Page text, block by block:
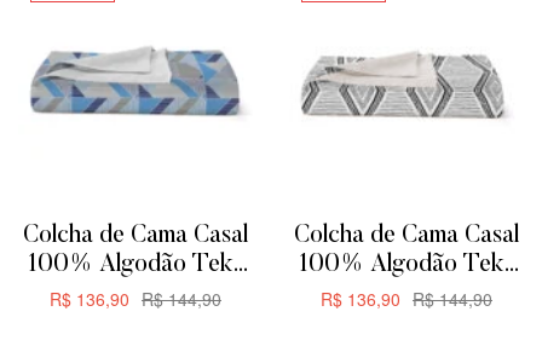
Colcha de Cama Casal
100% Algodão Teka
Allegro Plus –
R$144,90
R$ 136,90
Colcha de Cama Casal
100% Algodão Teka
Allegro Plus –
R$144,90
R$ 136,90